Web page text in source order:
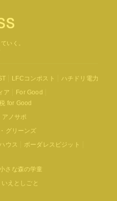
いく。
LFCコンポスト ハチドリ電力
ア
For Good
for Good
アノサポ
グリーンズ
ウス
ボーダレスビジット
小さな森の学童
いえとしごと